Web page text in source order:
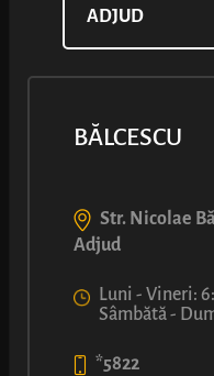
BĂLCESCU
Str. Nicolae
Adjud
Luni - Vineri:
Sâmbătă -
*5822